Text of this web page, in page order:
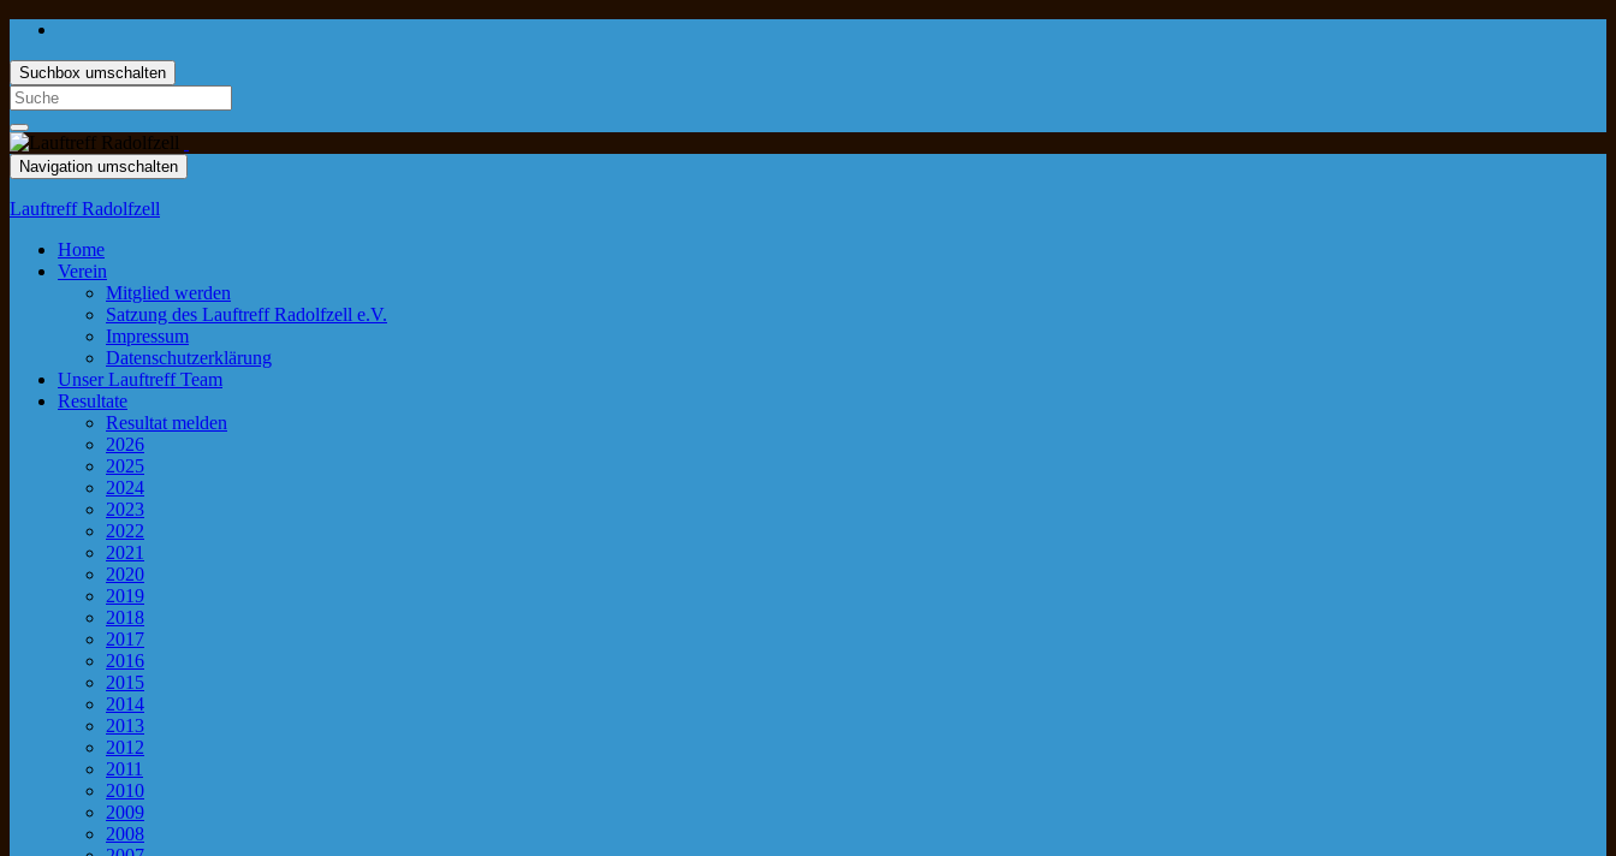
Suchbox umschalten
Navigation umschalten
Lauftreff Radolfzell
Home
Verein
Mitglied werden
Satzung des Lauftreff Radolfzell e.V.
Impressum
Datenschutzerklärung
Unser Lauftreff Team
Resultate
Resultat melden
2026
2025
2024
2023
2022
2021
2020
2019
2018
2017
2016
2015
2014
2013
2012
2011
2010
2009
2008